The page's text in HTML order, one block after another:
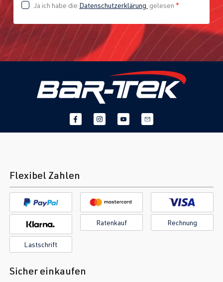
Ja ich habe die Datenschutzerklärung gelesen *
Flexibel Zahlen
Ratenkauf Rechnung
Lastschrift
Sicher einkaufen